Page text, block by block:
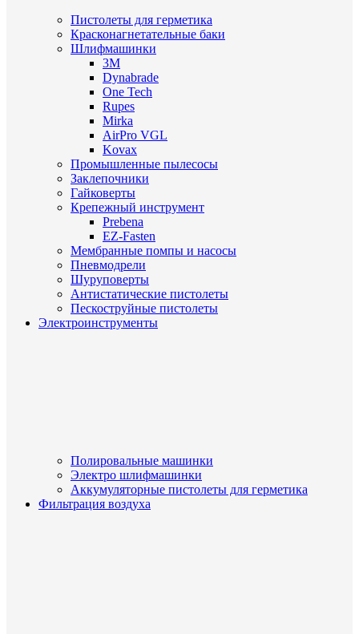
Пистолеты для герметика
Красконагнетательные баки
Шлифмашинки
3M
Dynabrade
One Tech
Rupes
Mirka
AirPro VGL
Kovax
Промышленные пылесосы
Заклепочники
Гайковерты
Крепежный инструмент
Prebena
EZ-Fasten
Мембранные помпы и насосы
Пневмодрели
Шуруповерты
Антистатические пистолеты
Пескоструйные пистолеты
Электроинструменты
Полировальные машинки
Электро шлифмашинки
Аккумуляторные пистолеты для герметика
Фильтрация воздуха